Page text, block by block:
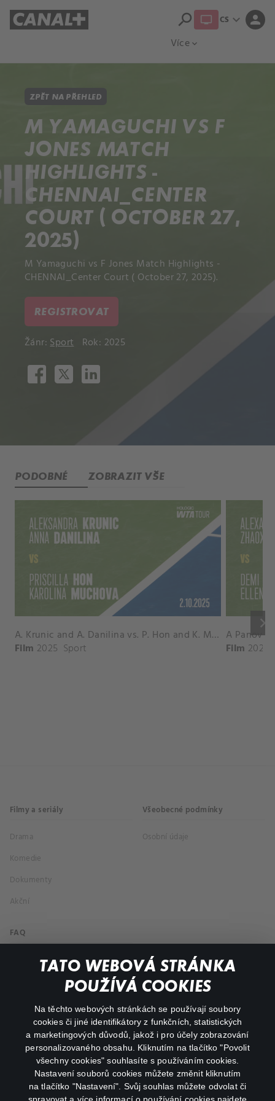
TATO WEBOVÁ STRÁNKA
POUŽÍVÁ COOKIES
Na těchto webových stránkách se používají soubory
cookies či jiné identifikátory z funkčních, statistických
a marketingových důvodů, jakož i pro účely zobrazování
personalizovaného obsahu. Kliknutím na tlačítko "Povolit
všechny cookies" souhlasíte s používáním cookies.
Nastavení souborů cookies můžete změnit kliknutím
na tlačítko "Nastavení". Svůj souhlas můžete odvolat či
Více expand_more
search CS expand_more person
ZPĚT NA PŘEHLED
M YAMAGUCHI VS F
JONES MATCH
HIGHLIGHTS -
CHENNAI_CENTER
COURT ( OCTOBER 27,
2025)
M Yamaguchi vs F Jones Match Highlights -
CHENNAI_Center Court ( October 27, 2025).
REGISTROVAT
Žánr:Sport Rok: 2025
PODOBNÉ ZOBRAZIT VŠE
keyboard_arrow_right
A. Krunic and A. Danilina vs. P. Hon and K. Muchova Match Highlights - BEIJING_Capital Group Diamond ( October 02, 2025)
Film 2025 Sport Film 2026
Filmy a seriály
Drama
Komedie
Dokumenty
Akční
Všeobecné podmínky
Osobní údaje
FAQ
Můj účet
Důležité odkazy
facebookinstagram
youtube